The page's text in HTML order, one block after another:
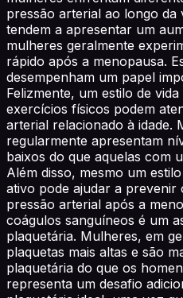
pressão arterial ao longo da
tendem a apresentar um
mulheres geralmente
rápido após a menopausa.
desempenham um papel
Felizmente, um estilo de
exercícios físicos podem
arterial relacionado à idade.
regularmente apresentam
baixos do que aquelas com
Além disso, mesmo um
ativo pode ajudar a prevenir
pressão arterial após a
coágulos sanguíneos é um
plaquetária. Mulheres, em
plaquetas mais altas e são
plaquetária do que os
representa um desafio